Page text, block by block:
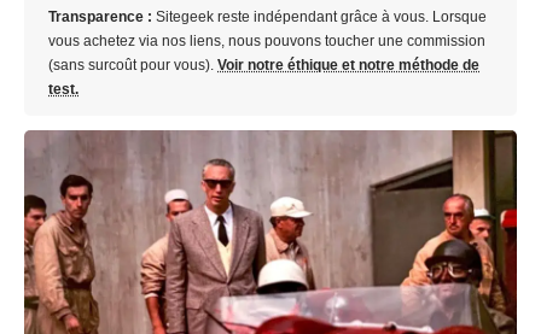
Transparence : Sitegeek reste indépendant grâce à vous. Lorsque
vous achetez via nos liens, nous pouvons toucher une commission
(sans surcoût pour vous). Voir notre éthique et notre méthode de
test.